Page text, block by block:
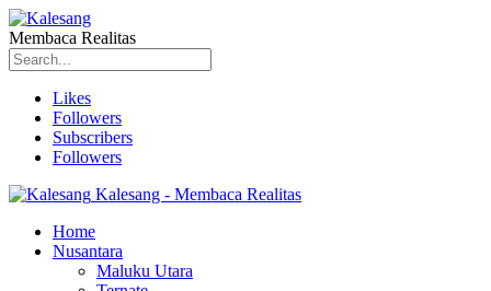
Membaca Realitas
Likes
Followers
Subscribers
Followers
Kalesang - Membaca Realitas
Home
Nusantara
Maluku Utara